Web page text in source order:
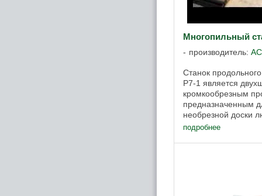
Многопильный
производитель:
Станок
Р7-1 является
кромкообрезным
предназначенным
необрезной доски
установка до 6
подробнее